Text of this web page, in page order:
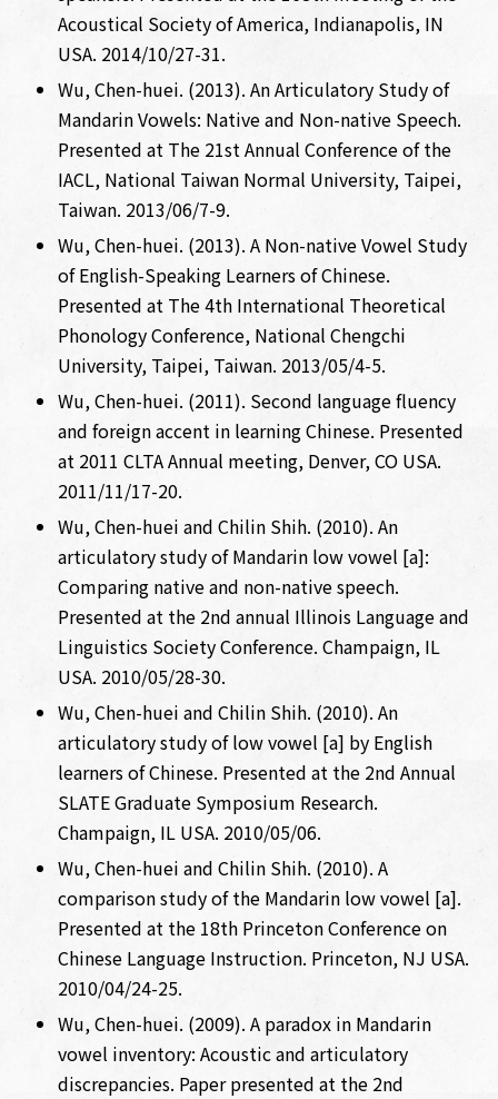
Acoustical Society of America, Indianapolis, IN
USA. 2014/10/27-31.
Wu, Chen-huei. (2013). An Articulatory Study of
Mandarin Vowels: Native and Non-native Speech.
Presented at The 21st Annual Conference of the
IACL, National Taiwan Normal University, Taipei,
Taiwan. 2013/06/7-9.
Wu, Chen-huei. (2013). A Non-native Vowel Study
of English-Speaking Learners of Chinese.
Presented at The 4th International Theoretical
Phonology Conference, National Chengchi
University, Taipei, Taiwan. 2013/05/4-5.
Wu, Chen-huei. (2011). Second language fluency
and foreign accent in learning Chinese. Presented
at 2011 CLTA Annual meeting, Denver, CO USA.
2011/11/17-20.
Wu, Chen-huei and Chilin Shih. (2010). An
articulatory study of Mandarin low vowel [a]:
Comparing native and non-native speech.
Presented at the 2nd annual Illinois Language and
Linguistics Society Conference. Champaign, IL
USA. 2010/05/28-30.
Wu, Chen-huei and Chilin Shih. (2010). An
articulatory study of low vowel [a] by English
learners of Chinese. Presented at the 2nd Annual
SLATE Graduate Symposium Research.
Champaign, IL USA. 2010/05/06.
Wu, Chen-huei and Chilin Shih. (2010). A
comparison study of the Mandarin low vowel [a].
Presented at the 18th Princeton Conference on
Chinese Language Instruction. Princeton, NJ USA.
2010/04/24-25.
Wu, Chen-huei. (2009). A paradox in Mandarin
vowel inventory: Acoustic and articulatory
discrepancies. Paper presented at the 2nd